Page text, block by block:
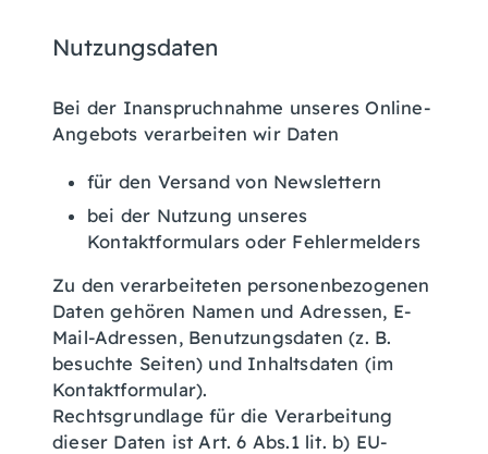
Nutzungsdaten
Bei der Inanspruchnahme unseres Online-
Angebots verarbeiten wir Daten
für den Versand von Newslettern
bei der Nutzung unseres
Kontaktformulars oder Fehlermelders
Zu den verarbeiteten personenbezogenen
Daten gehören Namen und Adressen, E-
Mail-Adressen, Benutzungsdaten (z. B.
besuchte Seiten) und Inhaltsdaten (im
Kontaktformular).
Rechtsgrundlage für die Verarbeitung
dieser Daten ist Art. 6 Abs.1 lit. b) EU-